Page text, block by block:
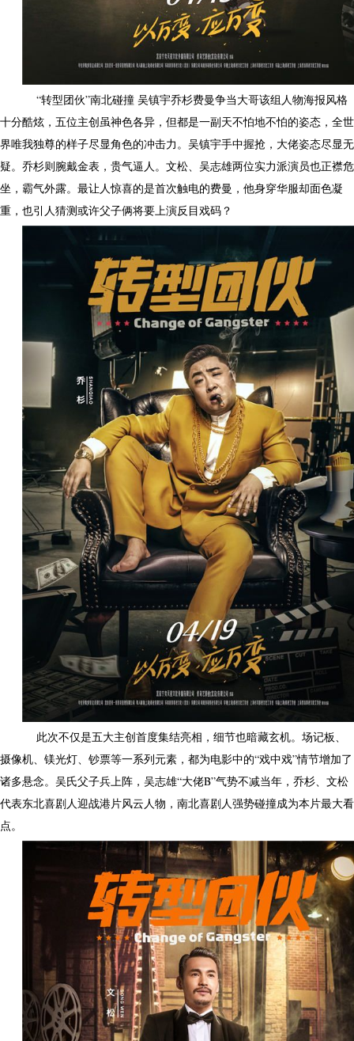
“转型团伙”南北碰撞 吴镇宇乔杉费曼争当大哥该组人物海报风格
十分酷炫，五位主创虽神色各异，但都是一副天不怕地不怕的姿态，全世
界唯我独尊的样子尽显角色的冲击力。吴镇宇手中握抢，大佬姿态尽显无
疑。乔杉则腕戴金表，贵气逼人。文松、吴志雄两位实力派演员也正襟危
坐，霸气外露。最让人惊喜的是首次触电的费曼，他身穿华服却面色凝
重，也引人猜测或许父子俩将要上演反目戏码？
此次不仅是五大主创首度集结亮相，细节也暗藏玄机。场记板、
摄像机、镁光灯、钞票等一系列元素，都为电影中的“戏中戏”情节增加了
诸多悬念。吴氏父子兵上阵，吴志雄“大佬B”气势不减当年，乔杉、文松
代表东北喜剧人迎战港片风云人物，南北喜剧人强势碰撞成为本片最大看
点。